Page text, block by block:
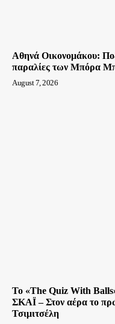
Αθηνά Οικονομάκου:
παραλίες των Μπόρα
August 7, 2026
Το «The Quiz With
ΣΚΑΪ – Στον αέρα το
Τσιμιτσέλη